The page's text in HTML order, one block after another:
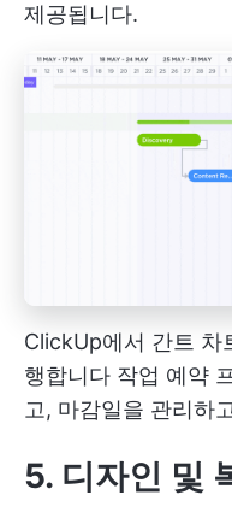
제공됩니다.
ClickUp에서 간트 차
행합니다 작업 예약
고, 마감일을 관리하
5. 디자인 및